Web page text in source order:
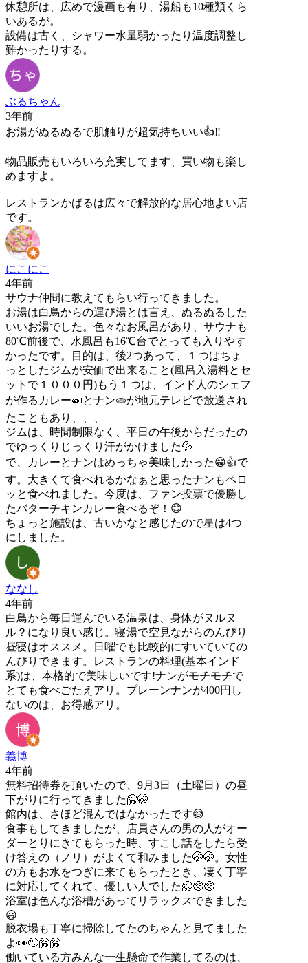
休憩所は、広めで漫画も有り、湯船も10種類くら
いあるが。
設備は古く、シャワー水量弱かったり温度調整し
難かったりする。
ぶるちゃん
3年前
お湯がぬるぬるで肌触りが超気持ちいい👍‼︎
物品販売もいろいろ充実してます、買い物も楽し
めますよ。
レストランかばるは広々で解放的な居心地よい店
です。
にこにこ
4年前
サウナ仲間に教えてもらい行ってきました。
お湯は白鳥からの運び湯とは言え、ぬるぬるした
いいお湯でした。色々なお風呂があり、サウナも
80℃前後で、水風呂も16℃台でとっても入りやす
かったです。目的は、後2つあって、１つはちょ
っとしたジムが安価で出来ること(風呂入湯料とセ
ットで１０００円)もう１つは、インド人のシェフ
が作るカレー🍛とナン🫓が地元テレビで放送され
たこともあり、、、
ジムは、時間制限なく、平日の午後からだったの
でゆっくりじっくり汗がかけました💦
で、カレーとナンはめっちゃ美味しかった😁👍で
す。大きくて食べれるかなぁと思ったナンもペロ
ッと食べれました。今度は、ファン投票で優勝し
たバターチキンカレー食べるぞ！😊
ちょっと施設は、古いかなと感じたので星は4つ
にしました。
ななし
4年前
白鳥から毎日運んでいる温泉は、身体がヌルヌ
ル？になり良い感じ。寝湯で空見ながらのんびり
昼寝はオススメ。日曜でも比較的にすいていての
んびりできます。レストランの料理(基本インド
系)は、本格的で美味しいです!ナンがモチモチで
とても食べごたえアリ。プレーンナンが400円し
ないのは、お得感アリ。
義博
4年前
無料招待券を頂いたので、9月3日（土曜日）の昼
下がりに行ってきました🤗🤭
館内は、さほど混んではなかったです😅
食事もしてきましたが、店員さんの男の人がオー
ダーとりにきてもらった時、すこし話をしたら受
け答えの（ノリ）がよくて和みました🤭🤭。女性
の方もお水をつぎに来てもらったとき、凄く丁寧
に対応してくれて、優しい人でした🤗🥺🥺
浴室は色んな浴槽があってリラックスできました
😃
脱衣場も丁寧に掃除してたのちゃんと見てました
よ👀🥺🤗🤗
働いている方みんな一生懸命で作業してるのは、